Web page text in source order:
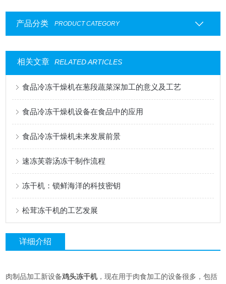
产品分类 PRODUCT CATEGORY
相关文章 RELATED ARTICLES
食品冷冻干燥机在葱段蔬菜深加工的意义及工艺
食品冷冻干燥机设备在食品中的应用
食品冷冻干燥机未来发展前景
速冻芙蓉汤冻干制作流程
冻干机：锁鲜海洋的科技密钥
松茸冻干机的工艺发展
详细介绍
肉制品加工新设备鸡头冻干机，现在用于肉食加工的设备很多，包括